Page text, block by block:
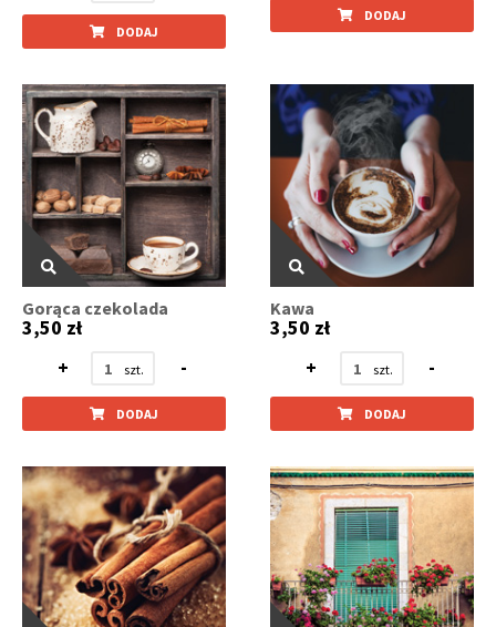
DODAJ
DODAJ
Gorąca czekolada
3,50 zł
+
-
DODAJ
Kawa
3,50 zł
+
-
DODAJ